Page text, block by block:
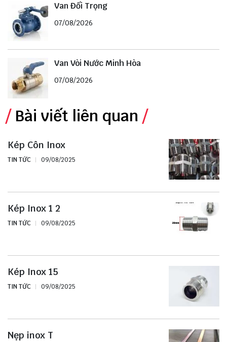
Van Đối Trọng
07/08/2026
Van Vòi Nước Minh Hòa
07/08/2026
Bài viết liên quan
Kép Côn Inox
TIN TỨC 09/08/2025
Kép Inox 1 2
TIN TỨC 09/08/2025
Kép Inox 15
TIN TỨC 09/08/2025
Nẹp inox T